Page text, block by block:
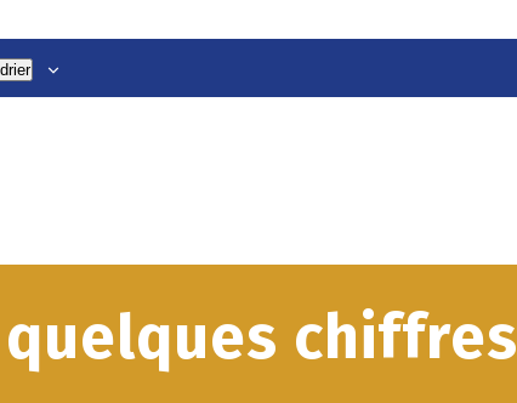
quelques chiffres